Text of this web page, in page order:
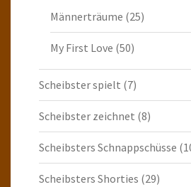
Männerträume (25)
My First Love (50)
Scheibster spielt (7)
Scheibster zeichnet (8)
Scheibsters Schnappschüsse
Scheibsters Shorties (29)